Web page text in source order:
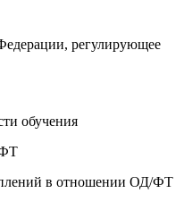
регулирующее
обучения
в отношении ОД/ФТ